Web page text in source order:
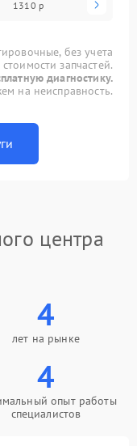
1310 р
без учета
стоимости запчастей.
диагностику.
на неисправность.
центра
4
лет на рынке
4
опыт работы
специалистов